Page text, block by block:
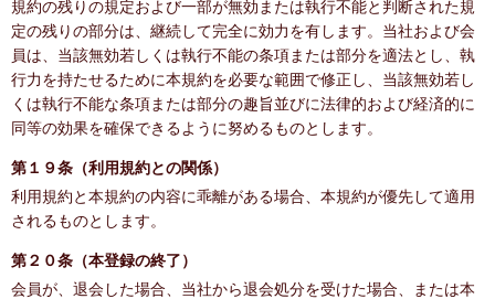
規約の残りの規定および一部が無効または執行不能と判断された規
定の残りの部分は、継続して完全に効力を有します。当社および会
員は、当該無効若しくは執行不能の条項または部分を適法とし、執
行力を持たせるために本規約を必要な範囲で修正し、当該無効若し
くは執行不能な条項または部分の趣旨並びに法律的および経済的に
同等の効果を確保できるように努めるものとします。
第１９条（利用規約との関係）
利用規約と本規約の内容に乖離がある場合、本規約が優先して適用
されるものとします。
第２０条（本登録の終了）
会員が、退会した場合、当社から退会処分を受けた場合、または本